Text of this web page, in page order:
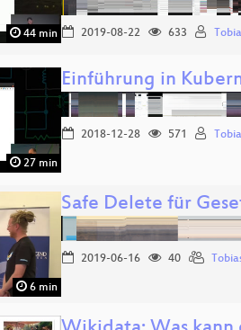
44 min 2019-08-22 633
27 min
Einführung in
2018-12-28 571
6 min
Safe Delete für
2019-06-16 40